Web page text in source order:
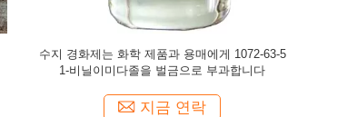
CAS 496-15-1 정밀 화학 물질과 용매 5g/L 가용
성 인돌린 원료
지금 연락